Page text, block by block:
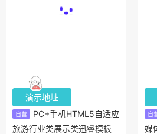
演示地址
自营
PC+手机HTML5自适应
旅游行业类展示类迅睿模板
自
媒